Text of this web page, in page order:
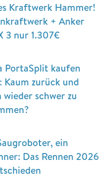
Kraftwerk Hammer!
+ Anker
3 nur 1.307€
PortaSplit kaufen
Kaum zurück und
wieder schwer zu
ein
Das Rennen 2026